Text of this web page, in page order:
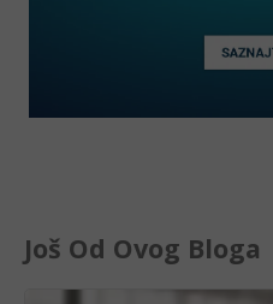
Još Od Ovog Bloga